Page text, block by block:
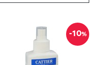
-10%